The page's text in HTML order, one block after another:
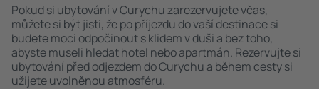
Pokud si ubytování v Curychu zarezervujete včas,
můžete si být jisti, že po příjezdu do vaší destinace si
budete moci odpočinout s klidem v duši a bez toho,
abyste museli hledat hotel nebo apartmán. Rezervujte si
ubytování před odjezdem do Curychu a během cesty si
užijete uvolněnou atmosféru.